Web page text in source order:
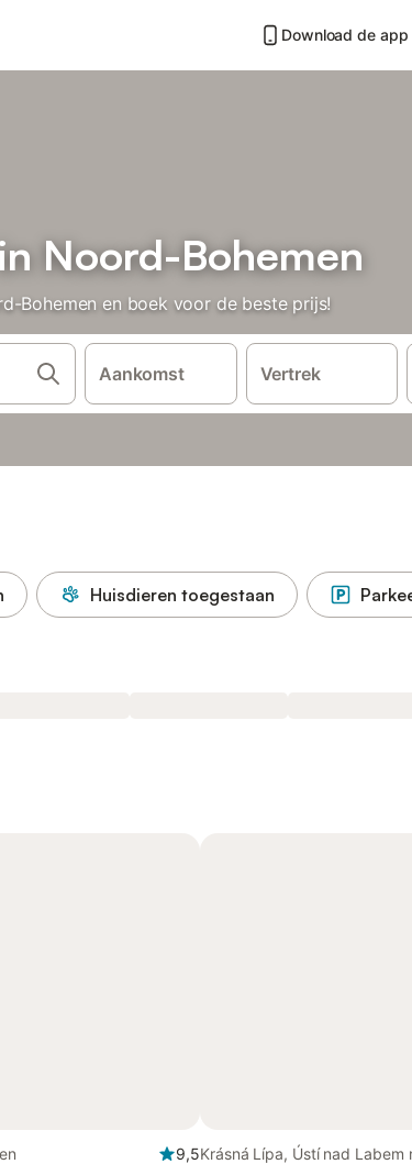
Download de app
Noord-Bohemen
Bohemen en boek voor de beste prijs!
Aankomst Vertrek
Huisdieren toegestaan
9,5Krásná Lípa, Ústí nad Labem